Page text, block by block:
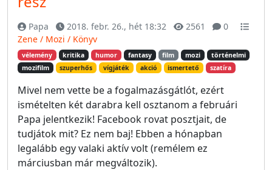
Papa 2018. febr. 26., hét 18:32 2561
0
Zene / Mozi / Könyv
vélemény kritika humor fantasy film mozi
történelmi
mozifilm
szuperhős vígjáték akció ismertető szatíra
Mivel nem vette be a fogalmazásgátlót, ezért
ismételten két darabra kell osztanom a februári
Papa jelentkezik! Facebook rovat posztjait, de
tudjátok mit? Ez nem baj! Ebben a hónapban
legalább egy valaki aktív volt (remélem ez
márciusban már megváltozik).